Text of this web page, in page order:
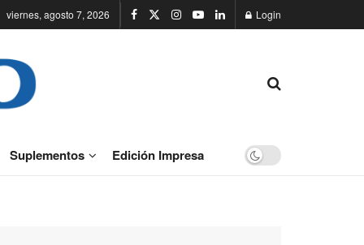
viernes, agosto 7, 2026 Login
Suplementos Edición Impresa